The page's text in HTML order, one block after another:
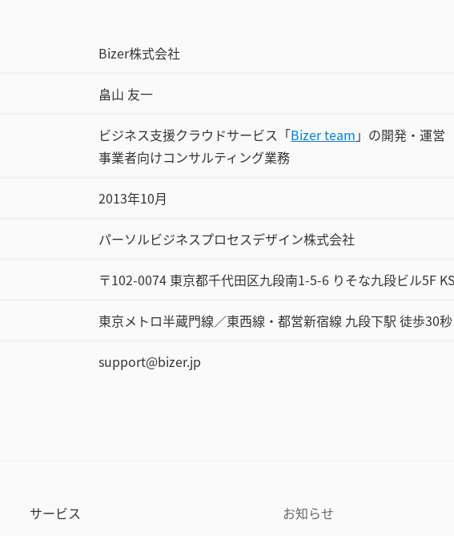
Bizer株式会社
畠山 友一
ビジネス支援クラウドサービス「Bizer team 」の開発・運営
事業者向けコンサルティング業務
2013年10月
パーソルビジネスプロセスデザイン株式会社
〒102-0074 東京都千代田区九段南1-5-6 りそな九段ビル5F
東京メトロ半蔵門線／東西線・都営新宿線 九段下駅 徒歩30秒
support@bizer.jp
サービス
お知らせ